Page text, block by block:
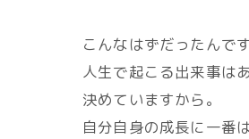
こんなはずだったんです
人生で起こる出来事は
決めていますから。
自分自身の成長に一番